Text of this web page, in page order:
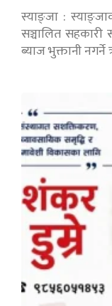
स्याङ्जा :
सञ्चालित
ब्याज भुक्तानी